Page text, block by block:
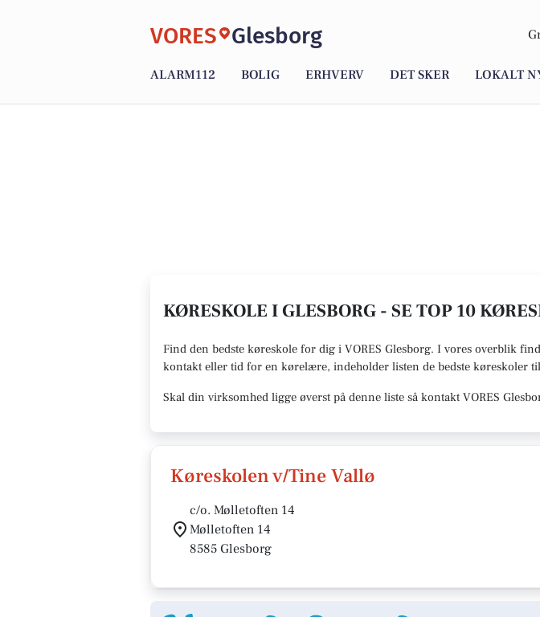
VORES Glesborg
ALARM112 BOLIG ERHVERV DET SKER LOKALT
KØRESKOLE I GLESBORG - SE TOP 10
Find den bedste køreskole for dig i VORES Glesborg. I vores overblik
kontakt eller tid for en kørelære, indeholder listen de bedste køreskoler
Skal din virksomhed ligge øverst på denne liste så kontakt VORES
Køreskolen v/Tine Vallø
c/o. Mølletoften 14
Mølletoften 14
8585 Glesborg